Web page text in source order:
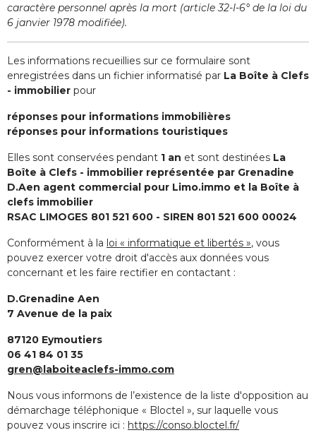
caractère personnel après la mort (article 32-I-6° de la loi du
6 janvier 1978 modifiée).
Les informations recueillies sur ce formulaire sont
enregistrées dans un fichier informatisé par La Boîte à Clefs
- immobilier pour
réponses pour informations immobilières
réponses pour informations touristiques
Elles sont conservées pendant 1 an et sont destinées La
Boîte à Clefs - immobilier représentée par Grenadine
D.Aen agent commercial pour Limo.immo et la Boîte à
clefs immobilier
RSAC LIMOGES 801 521 600 - SIREN 801 521 600 00024
Conformément à la loi « informatique et libertés », vous
pouvez exercer votre droit d'accès aux données vous
concernant et les faire rectifier en contactant :
D.Grenadine Aen
7 Avenue de la paix
87120 Eymoutiers
06 41 84 01 35
gren@laboiteaclefs-immo.com
Nous vous informons de l’existence de la liste d'opposition au
démarchage téléphonique « Bloctel », sur laquelle vous
pouvez vous inscrire ici : https://conso.bloctel.fr/